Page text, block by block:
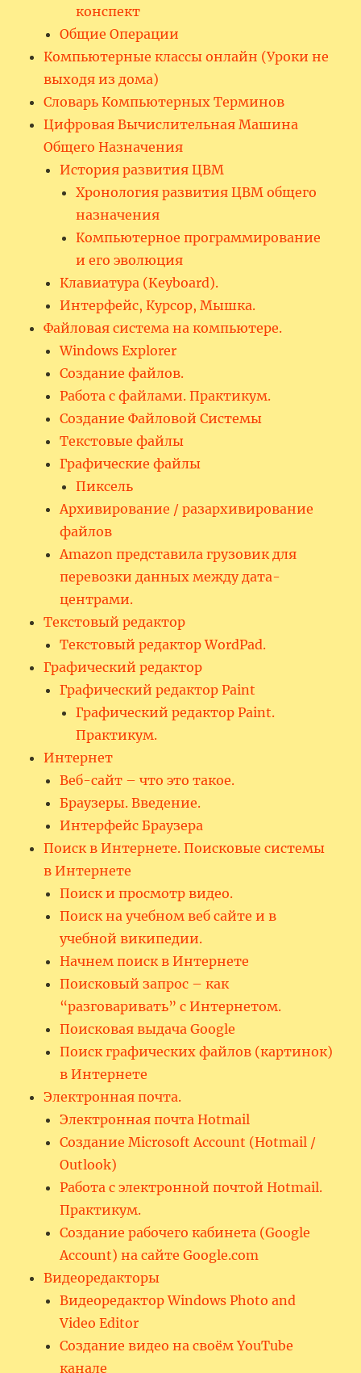
конспект
Общие Операции
Компьютерные классы онлайн (Уроки не
выходя из дома)
Словарь Компьютерных Терминов
Цифровая Вычислительная Машина
Общего Назначения
История развития ЦВМ
Хронология развития ЦВМ общего
назначения
Компьютерное программирование
и его эволюция
Клавиатура (Keyboard).
Интерфейс, Курсор, Мышка.
Файловая система на компьютере.
Windows Explorer
Создание файлов.
Работа с файлами. Практикум.
Создание Файловой Системы
Текстовые файлы
Графические файлы
Пиксель
Архивирование / разархивирование
файлов
Amazon представила грузовик для
перевозки данных между дата-
центрами.
Текстовый редактор
Текстовый редактор WordPad.
Графический редактор
Графический редактор Paint
Графический редактор Paint.
Практикум.
Интернет
Веб-сайт – что это такое.
Браузеры. Введение.
Интерфейс Браузера
Поиск в Интернете. Поисковые системы
в Интернете
Поиск и просмотр видео.
Поиск на учебном веб сайте и в
учебной википедии.
Начнем поиск в Интернете
Поисковый запрос – как
“разговаривать” с Интернетом.
Поисковая выдача Google
Поиск графических файлов (картинок)
в Интернете
Электронная почта.
Электронная почта Hotmail
Создание Microsoft Account (Hotmail /
Outlook)
Работа с электронной почтой Hotmail.
Практикум.
Создание рабочего кабинета (Google
Account) на сайте Google.com
Видеоредакторы
Видеоредактор Windows Photo and
Video Editor
Создание видео на своём YouTube
канале